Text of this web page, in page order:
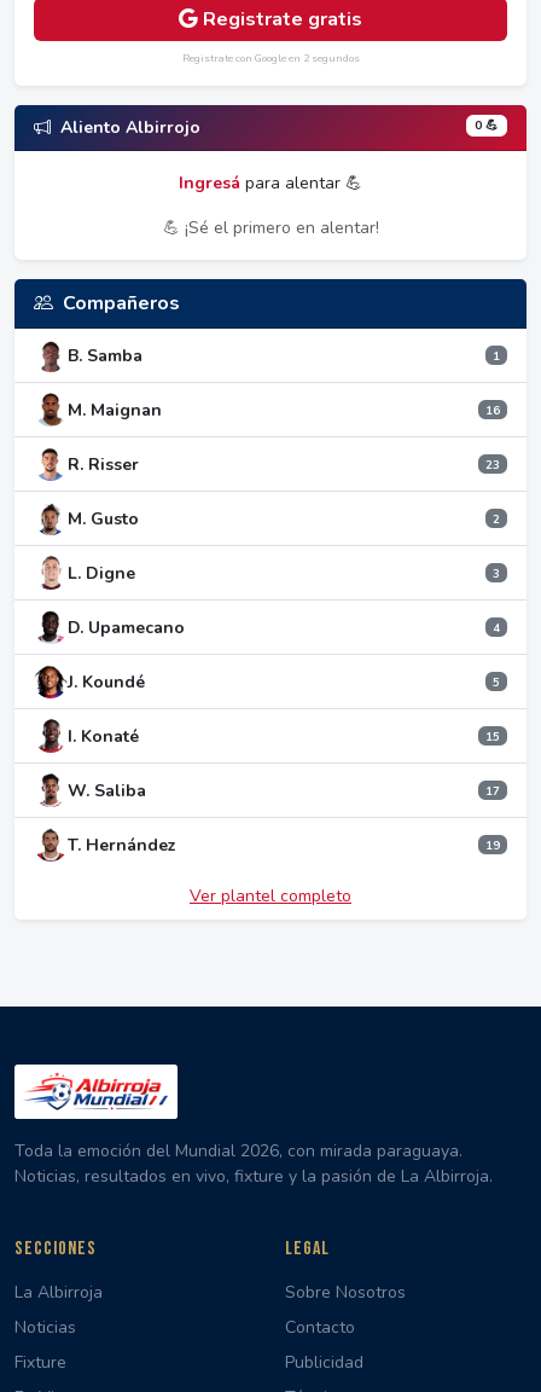
Registrate gratis
Registrate con Google en 2 segundos
Aliento Albirrojo 0 💪
Ingresá para alentar 💪
💪 ¡Sé el primero en alentar!
Compañeros
B. Samba 1
M. Maignan 16
R. Risser 23
M. Gusto 2
L. Digne 3
D. Upamecano 4
J. Koundé 5
I. Konaté 15
W. Saliba 17
T. Hernández 19
Ver plantel completo
Toda la emoción del Mundial 2026, con mirada paraguaya.
Noticias, resultados en vivo, fixture y la pasión de La Albirroja.
SECCIONES
La Albirroja
Noticias
Fixture
LEGAL
Sobre Nosotros
Contacto
Publicidad